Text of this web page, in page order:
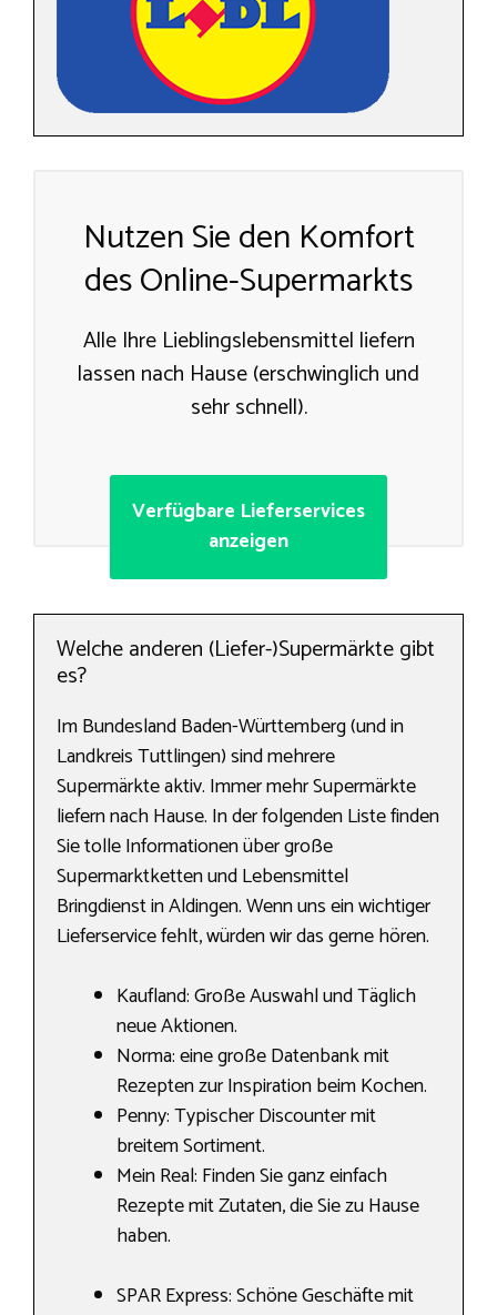
Nutzen Sie den Komfort
des Online-Supermarkts
Alle Ihre Lieblingslebensmittel liefern
lassen nach Hause (erschwinglich und
sehr schnell).
Verfügbare Lieferservices
anzeigen
Welche anderen (Liefer-)Supermärkte gibt
es?
Im Bundesland Baden-Württemberg (und in
Landkreis Tuttlingen) sind mehrere
Supermärkte aktiv. Immer mehr Supermärkte
liefern nach Hause. In der folgenden Liste finden
Sie tolle Informationen über große
Supermarktketten und Lebensmittel
Bringdienst in Aldingen. Wenn uns ein wichtiger
Lieferservice fehlt, würden wir das gerne hören.
Kaufland: Große Auswahl und Täglich
neue Aktionen.
Norma: eine große Datenbank mit
Rezepten zur Inspiration beim Kochen.
Penny: Typischer Discounter mit
breitem Sortiment.
Mein Real: Finden Sie ganz einfach
Rezepte mit Zutaten, die Sie zu Hause
haben.
SPAR Express: Schöne Geschäfte mit